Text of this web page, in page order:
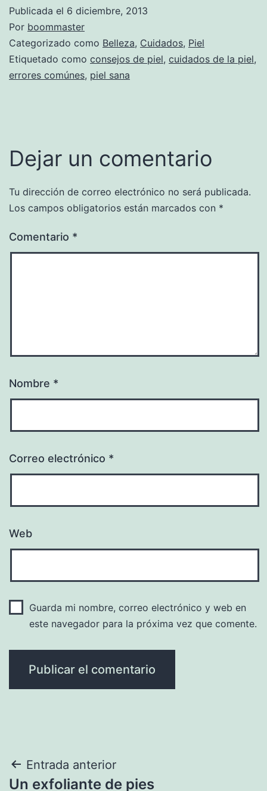
Publicada el 6 diciembre, 2013
Por boommaster
Categorizado como Belleza, Cuidados, Piel
Etiquetado como consejos de piel, cuidados de la piel,
errores comúnes, piel sana
Dejar un comentario
Tu dirección de correo electrónico no será publicada.
Los campos obligatorios están marcados con *
Comentario *
Nombre *
Correo electrónico *
Web
Guarda mi nombre, correo electrónico y web en
este navegador para la próxima vez que comente.
Navegación
Entrada anterior
Un exfoliante de pies